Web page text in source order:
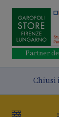
Partner
Chiusi